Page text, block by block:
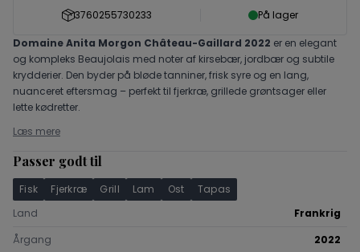
3760255730233 På lager
Domaine Anita Morgon Château-Gaillard 2022 er en elegant
og kompleks Beaujolais med noter af kirsebær, jordbær og subtile
krydderier. Den byder på bløde tanniner, frisk syre og en lang,
nuanceret eftersmag – perfekt til fjerkræ, grillede grøntsager eller
lette kødretter.
Læs mere
Passer godt til
Fisk Fjerkræ Grill Lam Ost
Tapas
Land
Frankrig
Årgang
2022